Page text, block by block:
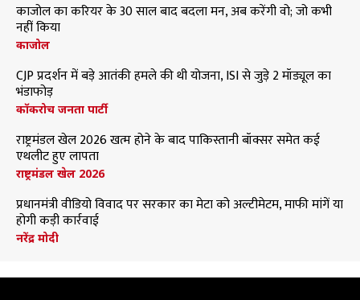
काजोल का करियर के 30 साल बाद बदला मन, अब करेंगी वो; जो कभी
नहीं किया
काजोल
CJP प्रदर्शन में बड़े आतंकी हमले की थी योजना, ISI से जुड़े 2 मॉड्यूल का
भंडाफोड़
कॉकरोच जनता पार्टी
राष्ट्रमंडल खेल 2026 खत्म होने के बाद पाकिस्तानी बॉक्सर समेत कई
एथलीट हुए लापता
राष्ट्रमंडल खेल 2026
प्रधानमंत्री वीडियो विवाद पर सरकार का मेटा को अल्टीमेटम, माफी मांगें या
होगी कड़ी कार्रवाई
नरेंद्र मोदी